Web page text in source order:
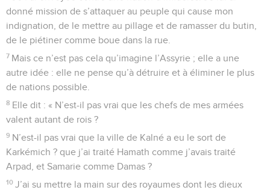
donné mission de s’attaquer au peuple qui cause mon
indignation, de le mettre au pillage et de ramasser du butin,
de le piétiner comme boue dans la rue.
7 Mais ce n’est pas cela qu’imagine l’Assyrie ; elle a une
autre idée : elle ne pense qu’à détruire et à éliminer le plus
de nations possible.
8 Elle dit : « N’est-il pas vrai que les chefs de mes armées
valent autant de rois ?
9 N’est-il pas vrai que la ville de Kalné a eu le sort de
Karkémich ? que j’ai traité Hamath comme j’avais traité
Arpad, et Samarie comme Damas ?
10 J’ai su mettre la main sur des royaumes dont les dieux